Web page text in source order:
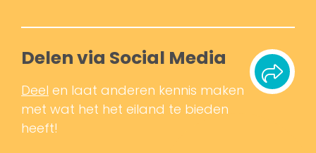
Delen via Social Media
Deel en laat anderen kennis maken
met wat het het eiland te bieden
heeft!